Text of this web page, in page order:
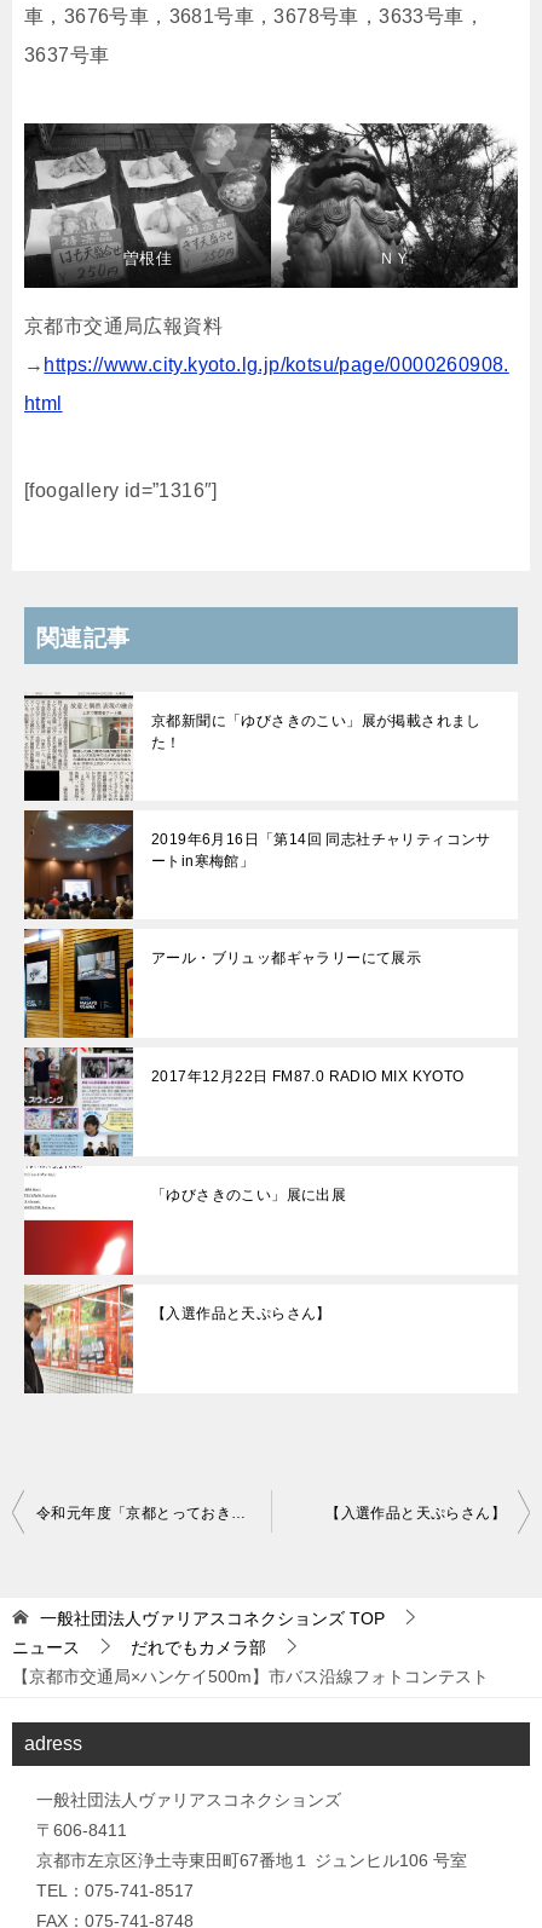
車，3676号車，3681号車，3678号車，3633号車，
3637号車
曽根佳 ＮＹ
京都市交通局広報資料
→ https://www.city.kyoto.lg.jp/kotsu/page/0000260908.
html
[foogallery id=”1316″]
関連記事
京都新聞に「ゆびさきのこい」展が掲載されまし
た！
2019年6月16日「第14回 同志社チャリティコンサ
ートin寒梅館」
アール・ブリュッ都ギャラリーにて展示
2017年12月22日 FM87.0 RADIO MIX KYOTO
「ゆびさきのこい」展に出展
【入選作品と天ぷらさん】
投
ビ
ゲ
シ
令和元年度「京都とっておきの芸術祭」 【入選作品と天ぷらさん】
一般社団法人ヴァリアスコネクションズ TOP
ニュース
だれでもカメラ部
【京都市交通局×ハンケイ500m】市バス沿線フォトコンテスト
adress
一般社団法人ヴァリアスコネクションズ
〒606-8411
京都市左京区浄土寺東田町67番地１ ジュンヒル106 号室
TEL：075-741-8517
FAX：075-741-8748